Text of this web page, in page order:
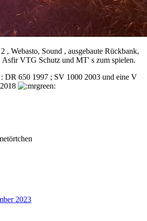
, Webasto, Sound , ausgebaute Rückbank,
VTG Schutz und MT' s zum spielen.
DR 650 1997 ; SV 1000 2003 und eine V
2023